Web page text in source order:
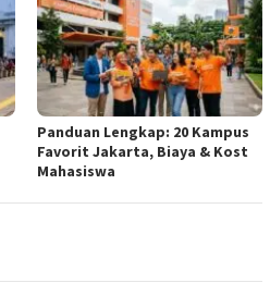
Panduan Lengkap: 20 Kampus
Favorit Jakarta, Biaya & Kost
Mahasiswa